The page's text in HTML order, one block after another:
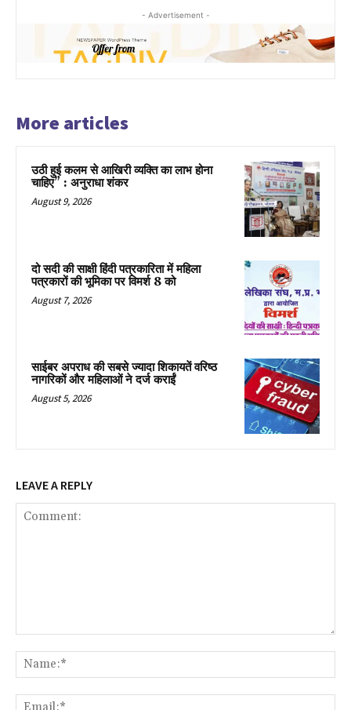
- Advertisement -
More articles
उठी हुई कलम से आखिरी व्यक्ति का लाभ होना
चाहिए” : अनुराधा शंकर
August 9, 2026
दो सदी की साक्षी हिंदी पत्रकारिता में महिला
पत्रकारों की भूमिका पर विमर्श 8 को
August 7, 2026
साईबर अपराध की सबसे ज्यादा शिकायतें वरिष्ठ
नागरिकों और महिलाओं ने दर्ज कराईं
August 5, 2026
LEAVE A REPLY